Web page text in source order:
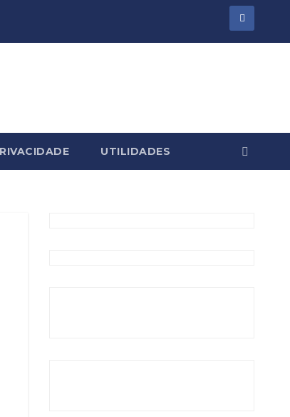
UTILIDADES